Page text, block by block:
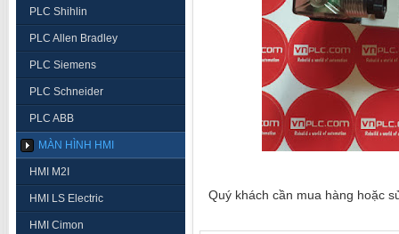
PLC Shihlin
PLC Allen Bradley
PLC Siemens
PLC Schneider
PLC ABB
MÀN HÌNH HMI
HMI M2I
HMI LS Electric
HMI Cimon
Quý khách cần mua hàng hoặc